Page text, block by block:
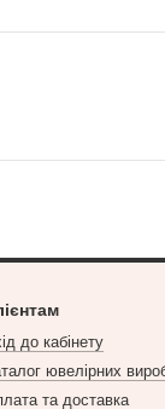
до кабінету
ювелірних
та доставка